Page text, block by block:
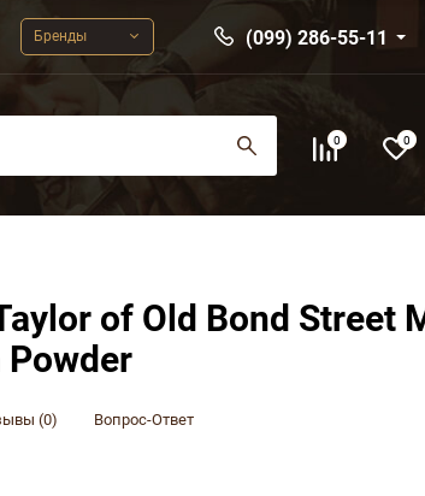
Бренды (099) 286-55-11
0 0
of Old Bond Street
(0) Вопрос-Ответ